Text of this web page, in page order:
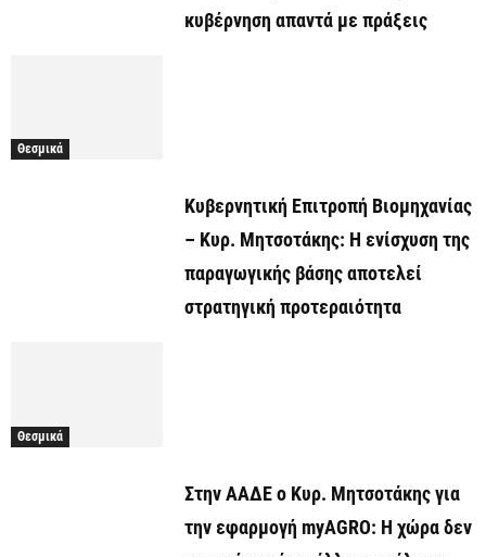
κυβέρνηση απαντά με πράξεις
Θεσμικά
Κυβερνητική Επιτροπή Βιομηχανίας
– Κυρ. Μητσοτάκης: Η ενίσχυση της
παραγωγικής βάσης αποτελεί
στρατηγική προτεραιότητα
Θεσμικά
Στην ΑΑΔΕ ο Κυρ. Μητσοτάκης για
την εφαρμογή myAGRO: Η χώρα δεν